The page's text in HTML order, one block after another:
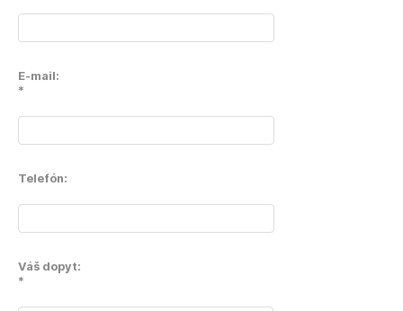
E-mail:
*
Telefón:
Váš dopyt:
*